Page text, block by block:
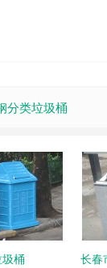
分类垃圾桶
桶
长春